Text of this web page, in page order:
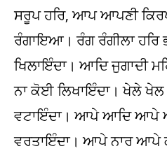
ਸਰੂਪ ਹਰਿ, ਆਪ ਆਪਣੀ
ਰੰਗਾਇਆ। ਰੰਗ ਰੰਗੀਲਾ
ਖਿਲਾਇੰਦਾ। ਆਦਿ ਜੁਗਾਦੀ
ਨਾ ਕੋਈ ਲਿਖਾਇੰਦਾ। ਖੇਲੇ
ਵਟਾਇੰਦਾ। ਆਪੇ ਆਦਿ
ਵਰਤਾਇੰਦਾ। ਆਪੇ ਨਾਰ ਆਪੇ